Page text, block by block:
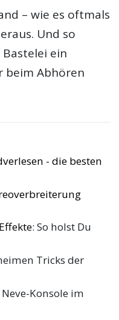
– wie es oftmals
Und so
ein
beim Abhören
- die besten
: So holst Du
Tricks der
Neve-Konsole im